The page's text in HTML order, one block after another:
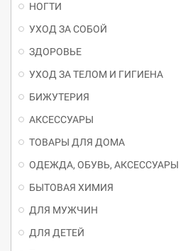
НОГТИ
УХОД ЗА СОБОЙ
ЗДОРОВЬЕ
УХОД ЗА ТЕЛОМ И ГИГИЕНА
БИЖУТЕРИЯ
АКСЕССУАРЫ
ТОВАРЫ ДЛЯ ДОМА
ОДЕЖДА, ОБУВЬ, АКСЕССУАРЫ
БЫТОВАЯ ХИМИЯ
ДЛЯ МУЖЧИН
ДЛЯ ДЕТЕЙ